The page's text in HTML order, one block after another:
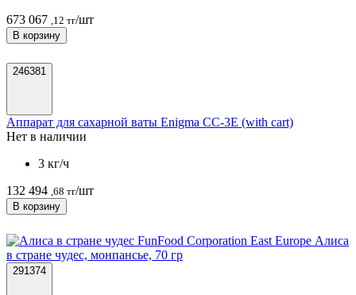
673 067 ,12 тг/шт
В корзину
246381
Аппарат для сахарной ваты Enigma CC-3E (with cart)
Нет в наличии
3 кг/ч
132 494 ,68 тг/шт
В корзину
291374